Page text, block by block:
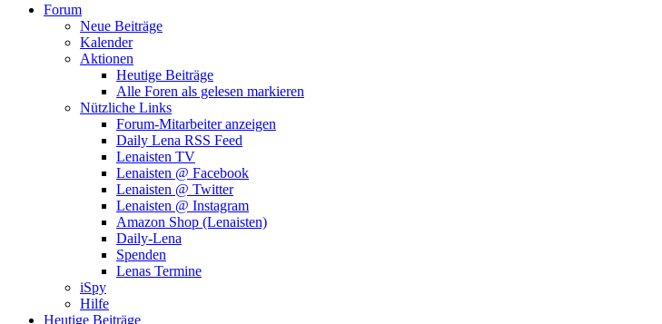
Forum
Neue Beiträge
Kalender
Aktionen
Heutige Beiträge
Alle Foren als gelesen markieren
Nützliche Links
Forum-Mitarbeiter anzeigen
Daily Lena RSS Feed
Lenaisten TV
Lenaisten @ Facebook
Lenaisten @ Twitter
Lenaisten @ Instagram
Amazon Shop (Lenaisten)
Daily-Lena
Spenden
Lenas Termine
iSpy
Hilfe
Heutige Beiträge